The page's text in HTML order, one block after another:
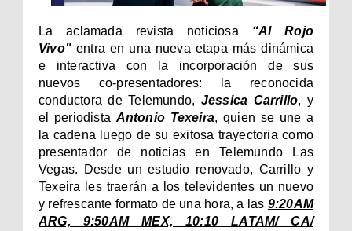
La aclamada revista noticiosa “Al Rojo
Vivo" entra en una nueva etapa más dinámica
e interactiva con la incorporación de sus
nuevos co-presentadores: la
reconocida
conductora de Telemundo, Jessica Carrillo, y
el periodista Antonio Texeira, quien se une a
la cadena luego de su exitosa trayectoria como
presentador de noticias en Telemundo Las
Vegas. Desde un estudio renovado, Carrillo y
Texeira les traerán a los televidentes un nuevo
y refrescante formato de una hora, a las 9:20AM
ARG, 9:50AM MEX, 10:10 LATAM/ CA/